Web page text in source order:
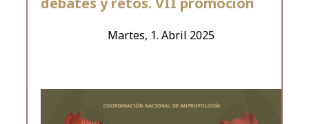
Martes, 1. Abril 2025